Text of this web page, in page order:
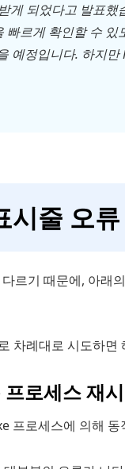
되었다고 발표
르게 확인할 수
예정입니다. 하지
줄 오
르기 때문에, 아래
차례대로 시도하면
로세스 재
프로세스에 의해 동